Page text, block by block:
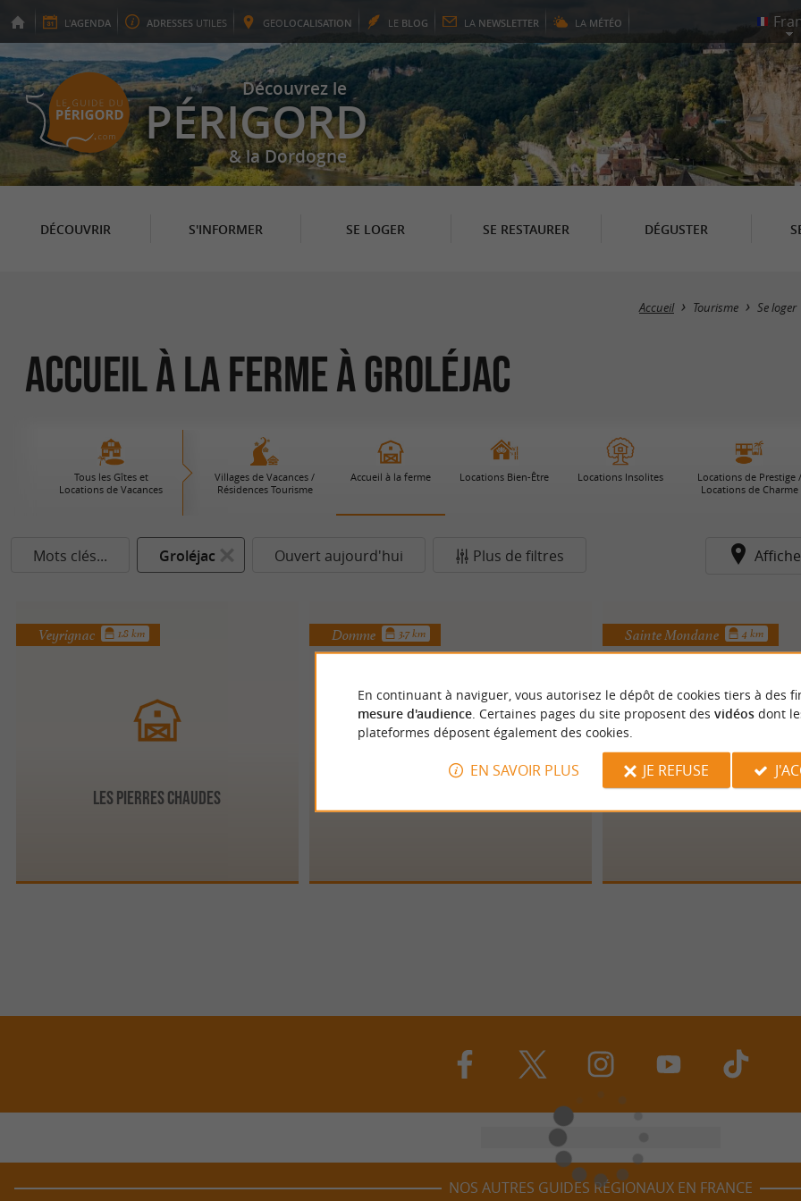
L'AGENDA ADRESSES UTILES GEOLOCALISATION LE BLOG LA NEWSLETTER LA MÉTÉO
Découvrez le
PÉRIGORD
& la Dordogne
DÉCOUVRIR S'INFORMER SE LOGER SE RESTAURER DÉGUSTER
Accueil Tourisme Se loger
Accueil à la ferme à Groléjac
Tous les Gîtes et
Locations de Vacances
Villages de Vacances /
Résidences Tourisme
Accueil à la ferme Locations Bien-Être Locations Insolites
Locations de Prestige /
Locations de Charme
Mots clés... Groléjac Ouvert aujourd'hui Plus de filtres
LES PIERRES CHAUDES
Veyrignac 1.8 km Domme 3.7 km Sainte Mondane 4 km
NOS AUTRES GUIDES RÉGIONAUX EN FRANCE
En continuant à naviguer, vous autorisez le dépôt de cookies tiers à des
mesure d'audience. Certaines pages du site proposent des vidéosdont
plateformes déposent également des cookies.
EN SAVOIR PLUS JE REFUSE